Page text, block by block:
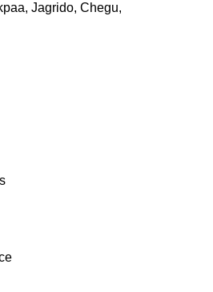
Jagrido, Chegu,